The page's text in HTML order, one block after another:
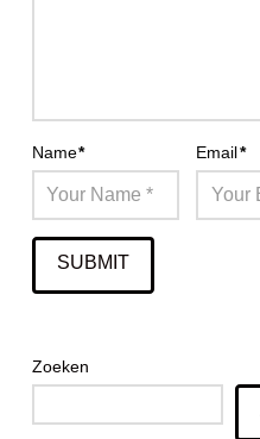
Name* Email*
Zoeken